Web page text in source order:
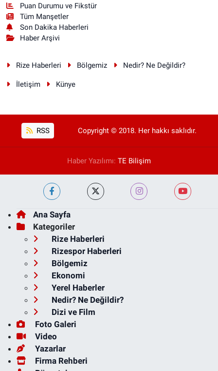
Puan Durumu ve Fikstür
Tüm Manşetler
Son Dakika Haberleri
Haber Arşivi
Rize Haberleri Bölgemiz Nedir? Ne Değildir?
İletişim Künye
RSS Copyright © 2018. Her hakkı saklıdır.
Haber Yazılımı: TE Bilişim
Ana Sayfa
Kategoriler
Rize Haberleri
Rizespor Haberleri
Bölgemiz
Ekonomi
Yerel Haberler
Nedir? Ne Değildir?
Dizi ve Film
Foto Galeri
Video
Yazarlar
Firma Rehberi